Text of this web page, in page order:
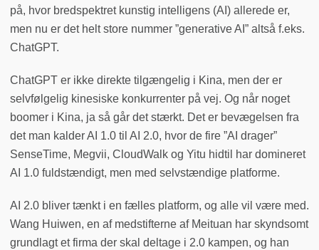
på, hvor bredspektret kunstig intelligens (AI) allerede er,
men nu er det helt store nummer ”generative AI” altså f.eks.
ChatGPT.
ChatGPT er ikke direkte tilgængelig i Kina, men der er
selvfølgelig kinesiske konkurrenter på vej. Og når noget
boomer i Kina, ja så går det stærkt. Det er bevægelsen fra
det man kalder AI 1.0 til AI 2.0, hvor de fire ”AI drager”
SenseTime, Megvii, CloudWalk og Yitu hidtil har domineret
AI 1.0 fuldstændigt, men med selvstændige platforme.
AI 2.0 bliver tænkt i en fælles platform, og alle vil være med.
Wang Huiwen, en af medstifterne af Meituan har skyndsomt
grundlagt et firma der skal deltage i 2.0 kampen, og han